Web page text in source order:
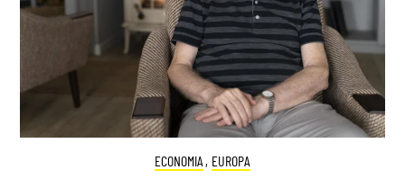
ECONOMIA , EUROPA